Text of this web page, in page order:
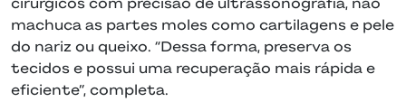
machuca as partes moles como cartilagens e pele
do nariz ou queixo. “Dessa forma, preserva os
tecidos e possui uma recuperação mais rápida e
eficiente”, completa.